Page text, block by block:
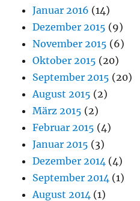
Januar 2016 (14)
Dezember 2015 (9)
November 2015 (6)
Oktober 2015 (20)
September 2015 (20)
August 2015 (2)
März 2015 (2)
Februar 2015 (4)
Januar 2015 (3)
Dezember 2014 (4)
September 2014 (1)
August 2014 (1)